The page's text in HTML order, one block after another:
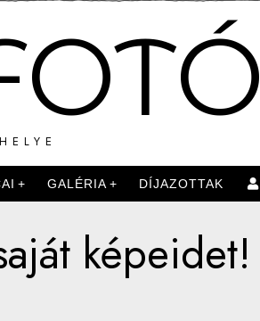
GALÉRIA DÍJAZOTTAK
képeidet!